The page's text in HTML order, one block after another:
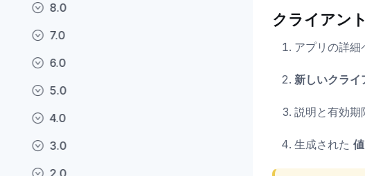
8.0
7.0
6.0
5.0
4.0
3.0
2.0
クライアン
アプリの詳細
新しいクライ
説明と有効期
生成された 値